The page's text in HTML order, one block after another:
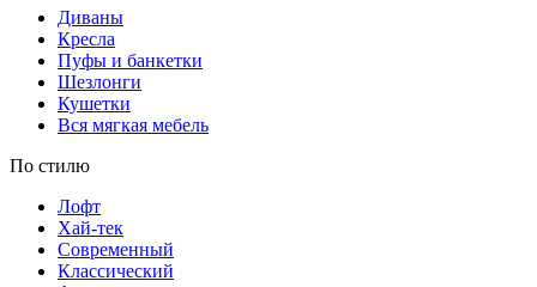
Диваны
Кресла
Пуфы и банкетки
Шезлонги
Кушетки